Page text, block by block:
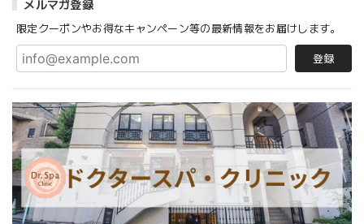
メルマガ登録
限定クーポンやお得なキャンペーン等の最新情報をお届けします。
登録